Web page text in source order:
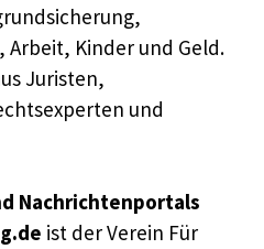
Arbeit, Kinder und Geld.
Juristen,
und
Nachrichtenportals
ist der Verein Für